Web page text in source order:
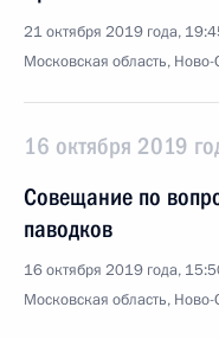
21 октября 2019 года,
Московская область, Ново-
16 октября 2019
Совещание по
паводков
16 октября 2019 года,
Московская область, Ново-